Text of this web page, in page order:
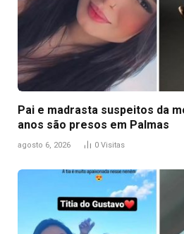
Pai e madrasta suspeitos da
anos são presos em Palmas
agosto 6, 2026 0 Visitas